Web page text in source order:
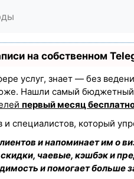
на собственном
услуг, знает — без
Нашли самый
первый месяц
и специалистов, который
и напоминает им о
чаевые, кэшбэк и
и помогает больше